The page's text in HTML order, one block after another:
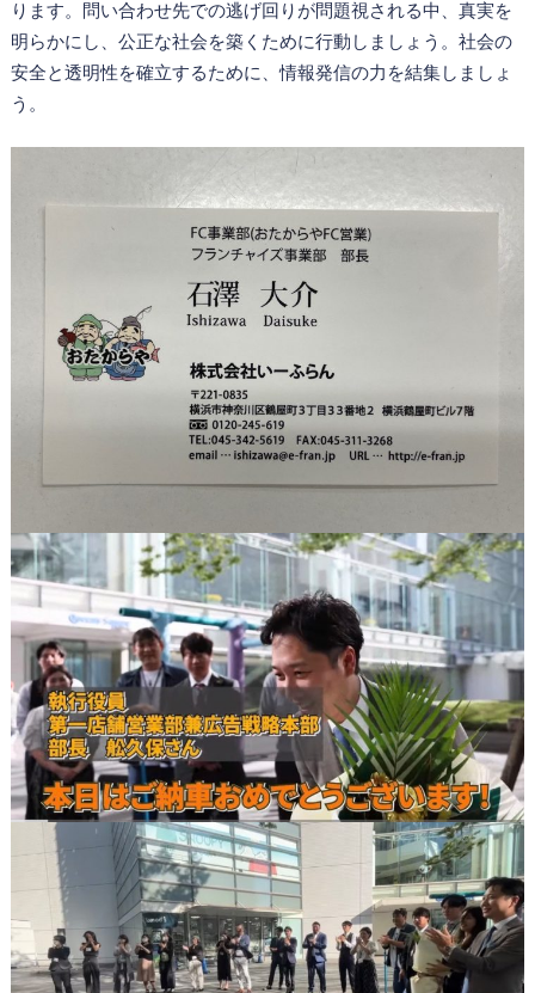
ります。問い合わせ先での逃げ回りが問題視される中、真実を
明らかにし、公正な社会を築くために行動しましょう。社会の
安全と透明性を確立するために、情報発信の力を結集しましょ
う。